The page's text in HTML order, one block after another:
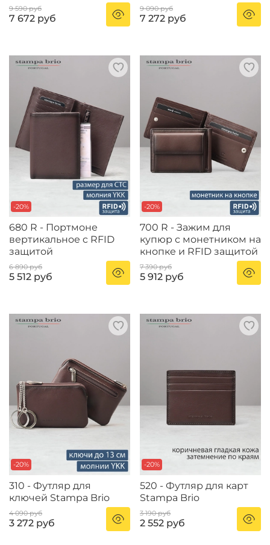
9 590 руб
7 672 руб
9 090 руб
7 272 руб
-20%
680 R - Портмоне
вертикальное c RFID
защитой
6 890 руб
5 512 руб
-20%
700 R - Зажим для
купюр с монетником на
кнопке и RFID защитой
7 390 руб
5 912 руб
-20%
310 - Футляр для
ключей Stampa Brio
4 090 руб
3 272 руб
-20%
520 - Футляр для карт
Stampa Brio
3 190 руб
2 552 руб